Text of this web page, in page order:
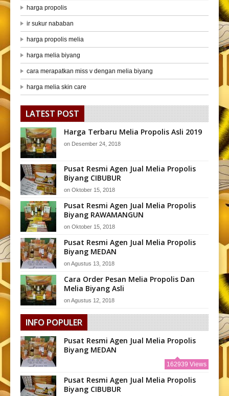
harga propolis
ir sukur nababan
harga propolis melia
harga melia biyang
cara merapatkan miss v dengan melia biyang
harga melia skin care
LATEST POST
Harga Terbaru Melia Propolis Asli 2019
on Desember 24, 2018
Pusat Resmi Agen Jual Melia Propolis
Biyang CIBUBUR
on Oktober 15, 2018
Pusat Resmi Agen Jual Melia Propolis
Biyang RAWAMANGUN
on Oktober 15, 2018
Pusat Resmi Agen Jual Melia Propolis
Biyang MEDAN
onAgustus 13, 2018
Cara Order Pesan Melia Propolis Dan
Melia Biyang Asli
onAgustus 12, 2018
INFO POPULER
Pusat Resmi Agen Jual Melia Propolis
Biyang MEDAN
162939 Views
Pusat Resmi Agen Jual Melia Propolis
Biyang CIBUBUR